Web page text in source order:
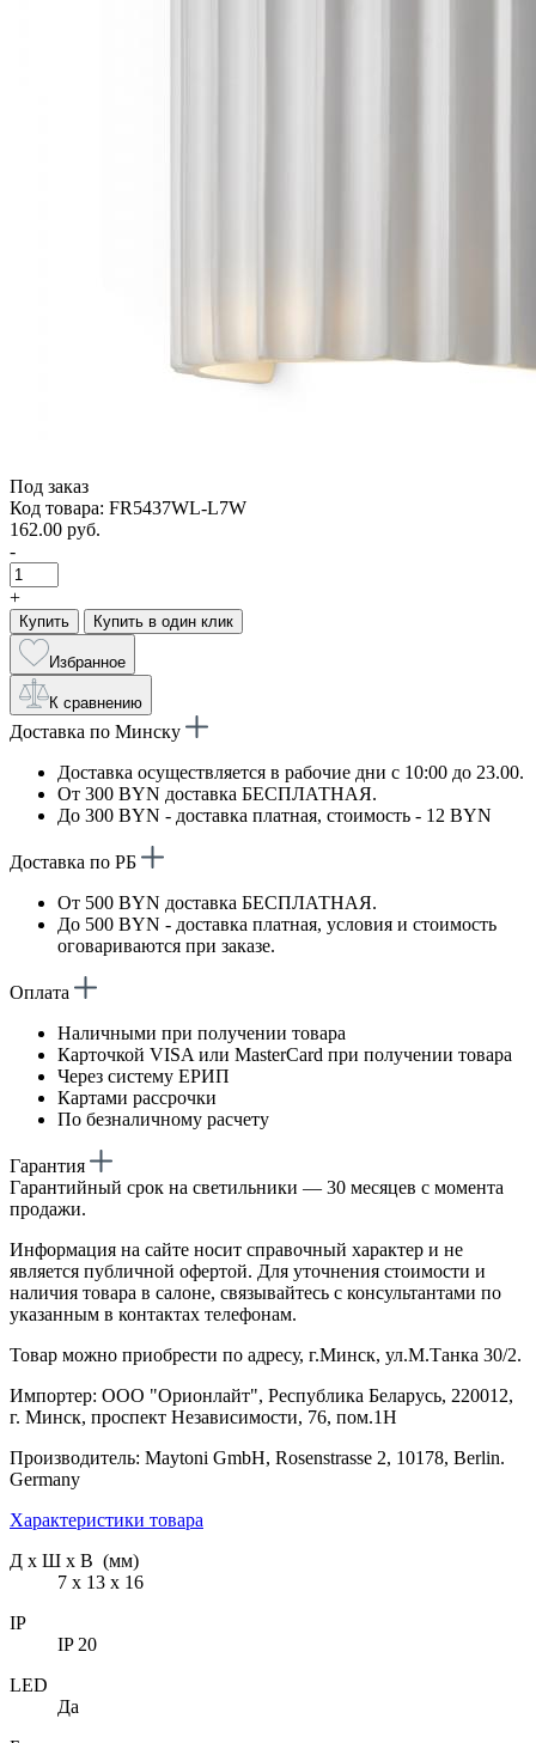
Под заказ
Код товара: FR5437WL-L7W
162.00 руб.
-
+
Купить Купить в один клик
Избранное
К сравнению
Доставка по Минску
Доставка осуществляется в рабочие дни с 10:00 до 23.00.
От 300 BYN доставка БЕСПЛАТНАЯ.
До 300 BYN - доставка платная, стоимость - 12 BYN
Доставка по РБ
От 500 BYN доставка БЕСПЛАТНАЯ.
До 500 BYN - доставка платная, условия и стоимость
оговариваются при заказе.
Оплата
Наличными при получении товара
Карточкой VISA или MasterCard при получении товара
Через систему ЕРИП
Картами рассрочки
По безналичному расчету
Гарантия
Гарантийный срок на светильники — 30 месяцев с момента
продажи.
Информация на сайте носит справочный характер и не
является публичной офертой. Для уточнения стоимости и
наличия товара в салоне, связывайтесь с консультантами по
указанным в контактах телефонам.
Товар можно приобрести по адресу, г.Минск, ул.М.Танка 30/2.
Импортер: ООО "Орионлайт", Республика Беларусь, 220012,
г. Минск, проспект Независимости, 76, пом.1Н
Производитель: Maytoni GmbH, Rosenstrasse 2, 10178, Berlin.
Germany
Характеристики товара
Д х Ш х В (мм)
7 х 13 х 16
IP
IP 20
LED
Да